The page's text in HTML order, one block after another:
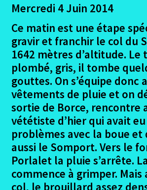
Arles – Fisterra en 2014
Les participants Arles-Fisterra
Le Projet Arles – Fisterra
Le Trajet Arles – Fisterra
Via Tolosana
Chemin Aragones
Borce – Berdun
Mercredi 4 Juin 2014
Ce matin est une étape
gravir et franchir le col du
1642 mètres d’altitude. Le
plombé, gris, il tombe
gouttes. On s’équipe donc
vêtements de pluie et on
sortie de Borce, rencontre
vététiste d’hier qui avait
problèmes avec la boue et
aussi le Somport. Vers le
Porlalet la pluie s’arrête.
commence à grimper. Mais
col, le brouillard assez